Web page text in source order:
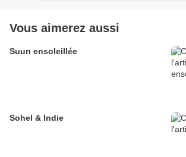
Vous aimerez aussi
Suun ensoleillée
Sohel & Indie